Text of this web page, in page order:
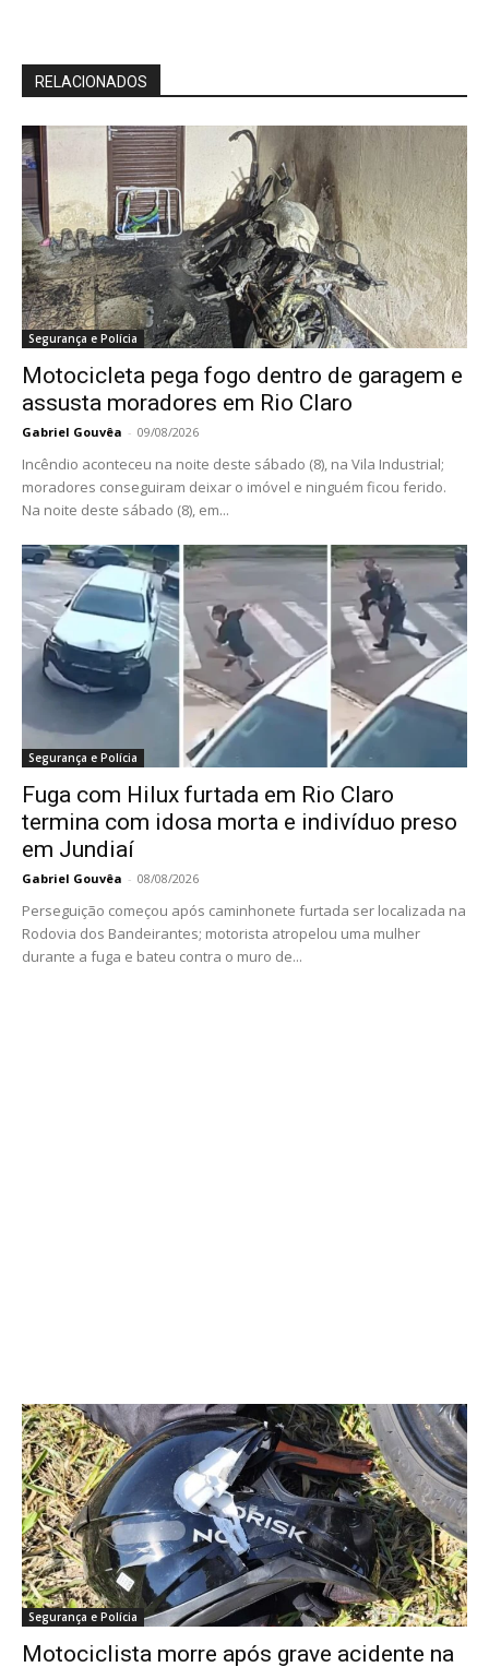
RELACIONADOS
Segurança e Polícia
Motocicleta pega fogo dentro de garagem e
assusta moradores em Rio Claro
Gabriel Gouvêa - 09/08/2026
Incêndio aconteceu na noite deste sábado (8), na Vila Industrial;
moradores conseguiram deixar o imóvel e ninguém ficou ferido.
Na noite deste sábado (8), em...
Segurança e Polícia
Fuga com Hilux furtada em Rio Claro
termina com idosa morta e indivíduo preso
em Jundiaí
Gabriel Gouvêa - 08/08/2026
Perseguição começou após caminhonete furtada ser localizada na
Rodovia dos Bandeirantes; motorista atropelou uma mulher
durante a fuga e bateu contra o muro de...
Segurança e Polícia
Motociclista morre após grave acidente na